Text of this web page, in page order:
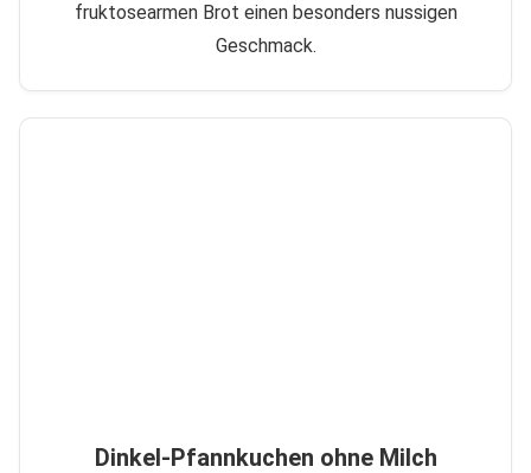
fruktosearmen Brot einen besonders nussigen
Geschmack.
Dinkel-Pfannkuchen ohne Milch